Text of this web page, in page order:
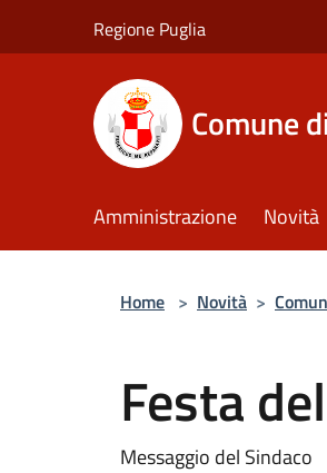
Regione Puglia
Comune
Amministrazione Novità
Home > Novità >
Festa
Messaggio del Sindaco